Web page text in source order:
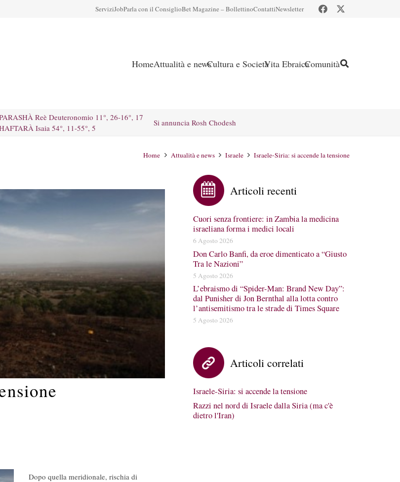
ServiziJobParla con il ConsiglioBet Magazine – BollettinoContattiNewsletter
HomeAttualità e newsCultura e SocietàVita EbraicaComunità
Reè Deuteronomio 11°, 26-16°, 17
Isaia 54°, 11-55°, 5
Si annuncia Rosh Chodesh
Home Attualità e news Israele Israele-Siria: si accende la tensione
Dopo quella meridionale, rischia di
Articoli recenti
Cuori senza frontiere: in Zambia la medicina
israeliana forma i medici locali
6 Agosto 2026
Don Carlo Banfi, da eroe dimenticato a “Giusto
Tra le Nazioni”
5 Agosto 2026
L’ebraismo di “Spider-Man: Brand New Day”:
dal Punisher di Jon Bernthal alla lotta contro
l’antisemitismo tra le strade di Times Square
5 Agosto 2026
Articoli correlati
Israele-Siria: si accende la tensione
Razzi nel nord di Israele dalla Siria (ma c'è
dietro l'Iran)